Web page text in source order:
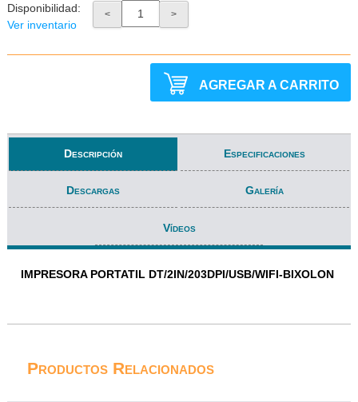
Disponibilidad:
Ver inventario
< >
AGREGAR A CARRITO
Descripción Especificaciones
Descargas Galería
Vídeos
IMPRESORA PORTATIL DT/2IN/203DPI/USB/WIFI-BIXOLON
Productos Relacionados